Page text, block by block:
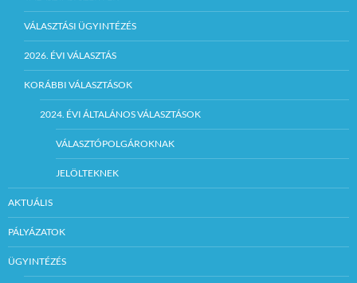
VÁLASZTÁSI ÜGYINTÉZÉS
2026. ÉVI VÁLASZTÁS
KORÁBBI VÁLASZTÁSOK
2024. ÉVI ÁLTALÁNOS VÁLASZTÁSOK
VÁLASZTÓPOLGÁROKNAK
JELÖLTEKNEK
AKTUÁLIS
PÁLYÁZATOK
ÜGYINTÉZÉS